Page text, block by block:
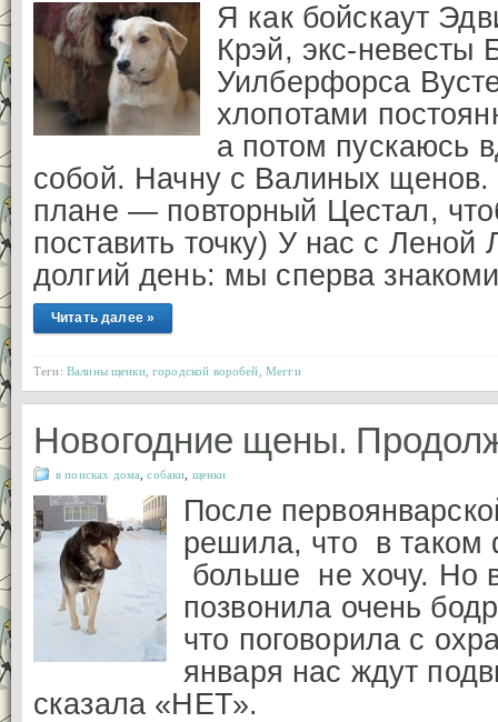
Я как бойскаут
Крэй, экс-невесты
Уилберфорса
хлопотами
а потом пускаюсь
собой. Начну с Валиных
плане — повторный Цестал,
поставить точку) У нас с Леной
долгий день: мы сперва
Читать далее »
Теги: Валины щенки,городской воробей Мегги
Новогодние щены.
в поисках дома ,собаки щенки
После
решила, что в таком
больше не хочу. Но
позвонила очень
что поговорила с
января нас ждут
сказала «НЕТ».